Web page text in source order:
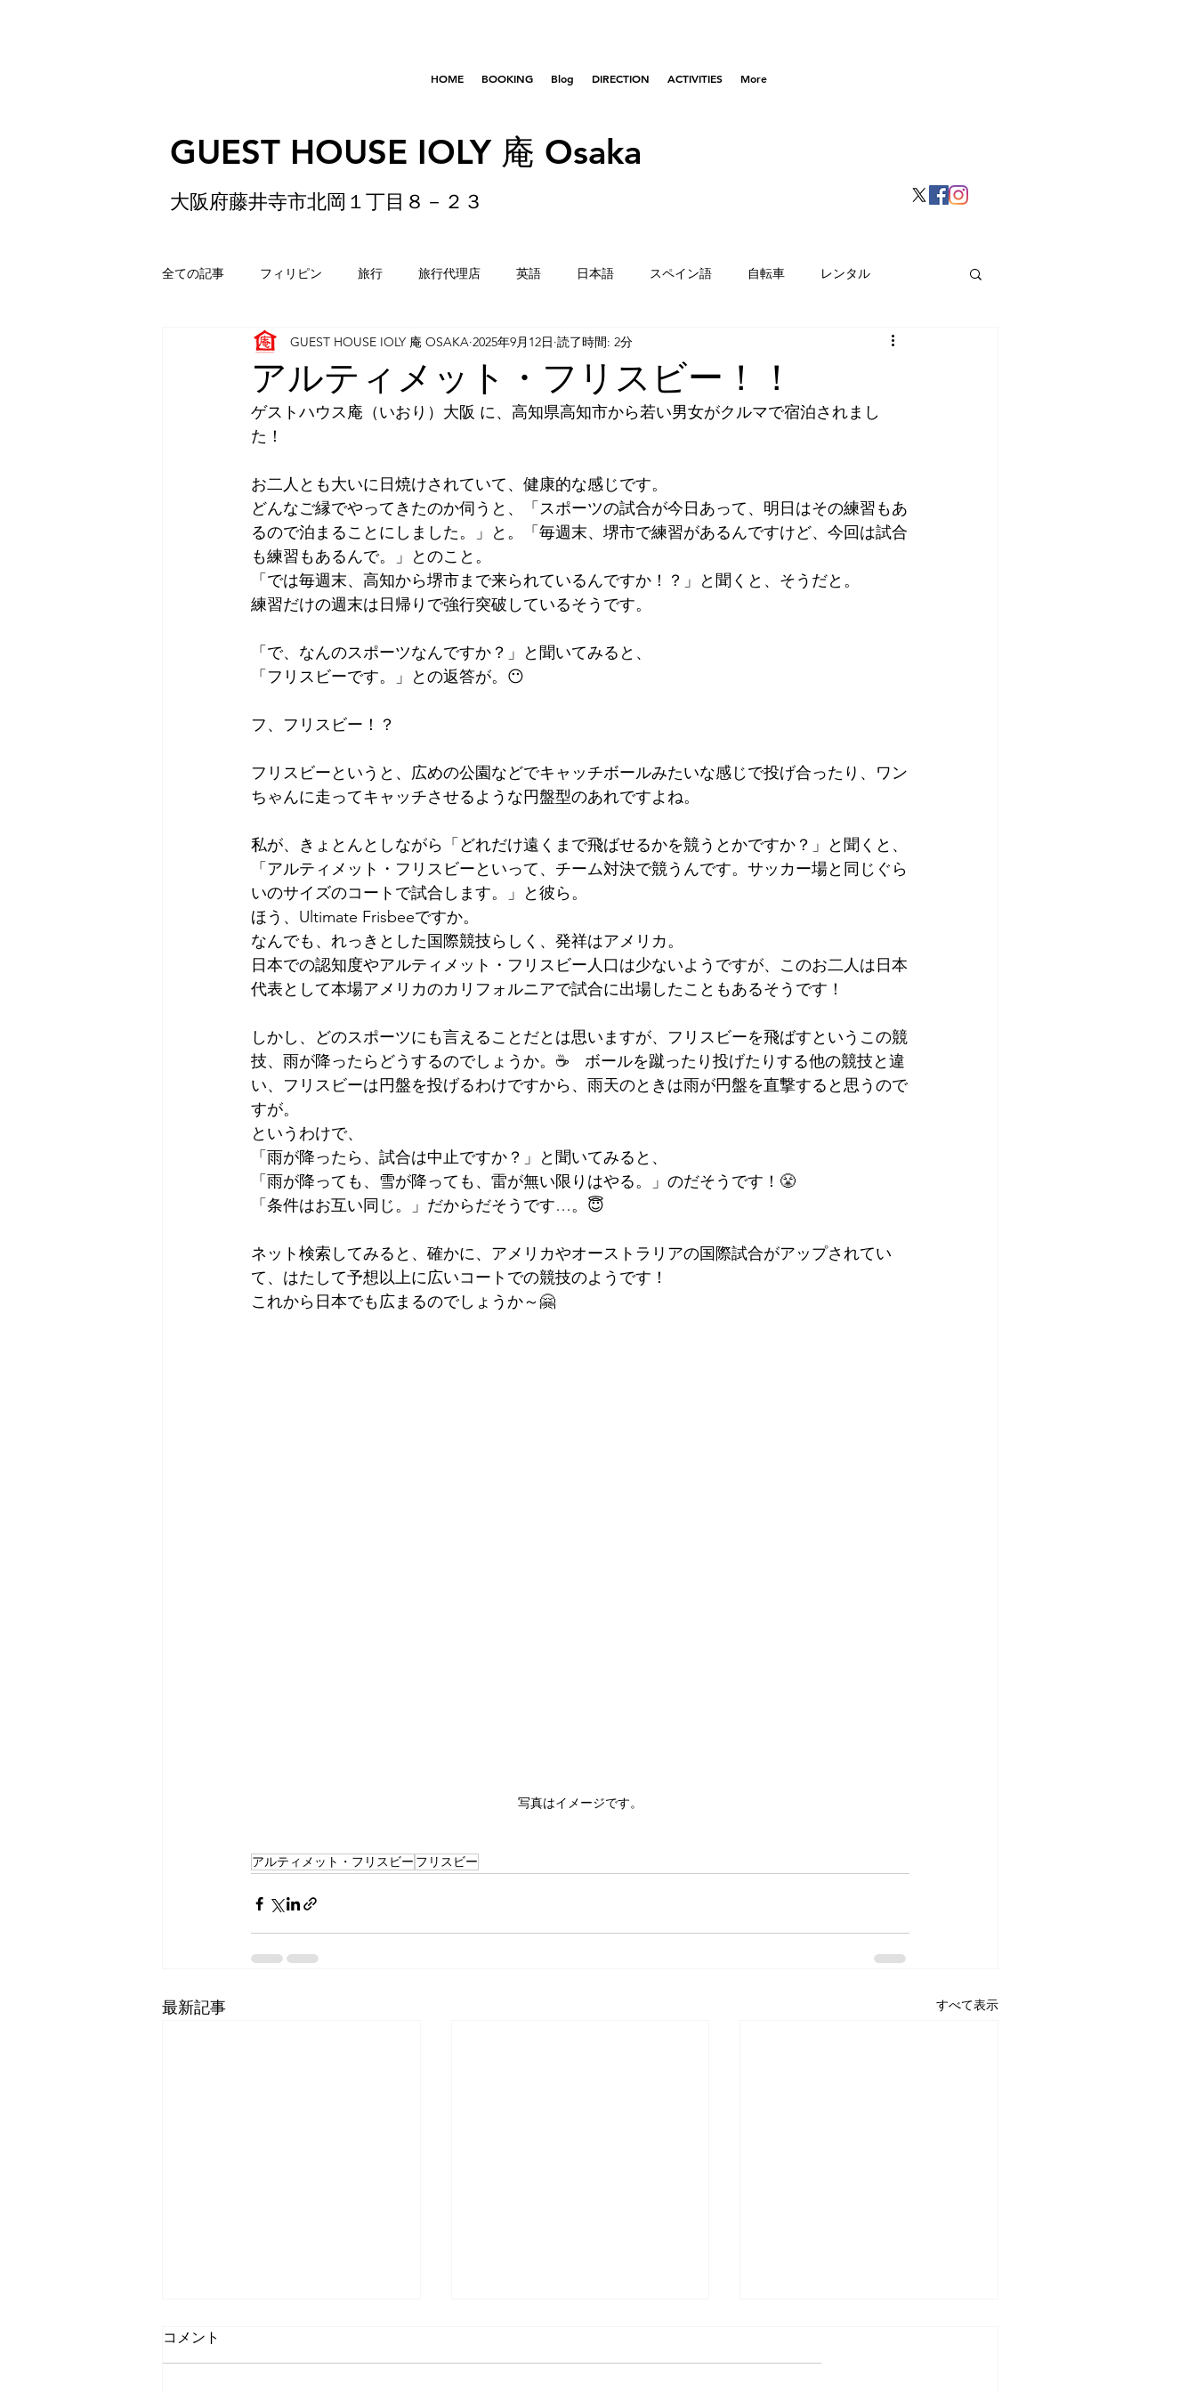
HOME BOOKING Blog DIRECTION ACTIVITIES More
GUEST HOUSE IOLY 庵 Osaka
大阪府藤井寺市北岡１丁目８－２３
全ての記事 フィリピン 旅行 旅行代理店 英語 日本語 スペイン語 自転車 レンタル
ゲストハウス 松原 香港 はびきのコロセアム 東京 Hong Kong
Yokohama 古市古墳群 鼓いちじくソース 恵我ノ荘駅 サンドイッチ アプリコット
apricot university 台湾 西国三十三所 藤井寺
アルティメット・フリスビー！！
GUEST HOUSE IOLY 庵 OSAKA 2025年9月12日 読了時間: 2分
ゲストハウス庵（いおり）大阪 に、高知県高知市から若い男女がクルマで宿泊されまし
た！
お二人とも大いに日焼けされていて、健康的な感じです。
どんなご縁でやってきたのか伺うと、「スポーツの試合が今日あって、明日はその練習もあ
るので泊まることにしました。」と。「毎週末、堺市で練習があるんですけど、今回は試合
も練習もあるんで。」とのこと。
「では毎週末、高知から堺市まで来られているんですか！？」と聞くと、そうだと。
練習だけの週末は日帰りで強行突破しているそうです。
「で、なんのスポーツなんですか？」と聞いてみると、
「フリスビーです。」との返答が。😶
フ、フリスビー！？
フリスビーというと、広めの公園などでキャッチボールみたいな感じで投げ合ったり、ワン
ちゃんに走ってキャッチさせるような円盤型のあれですよね。
私が、きょとんとしながら「どれだけ遠くまで飛ばせるかを競うとかですか？」と聞くと、
「アルティメット・フリスビーといって、チーム対決で競うんです。サッカー場と同じぐら
いのサイズのコートで試合します。」と彼ら。
ほう、Ultimate Frisbeeですか。
なんでも、れっきとした国際競技らしく、発祥はアメリカ。
日本での認知度やアルティメット・フリスビー人口は少ないようですが、このお二人は日本
代表として本場アメリカのカリフォルニアで試合に出場したこともあるそうです！
しかし、どのスポーツにも言えることだとは思いますが、フリスビーを飛ばすというこの競
技、雨が降ったらどうするのでしょうか。☕　ボールを蹴ったり投げたりする他の競技と違
い、フリスビーは円盤を投げるわけですから、雨天のときは雨が円盤を直撃すると思うので
すが。
というわけで、
「雨が降ったら、試合は中止ですか？」と聞いてみると、
「雨が降っても、雪が降っても、雷が無い限りはやる。」のだそうです！😤
「条件はお互い同じ。」だからだそうです…。😇
ネット検索してみると、確かに、アメリカやオーストラリアの国際試合がアップされてい
て、はたして予想以上に広いコートでの競技のようです！
これから日本でも広まるのでしょうか～🤗
写真はイメージです。
アルティメット・フリスビー フリスビー
最新記事 すべて表示
コメント